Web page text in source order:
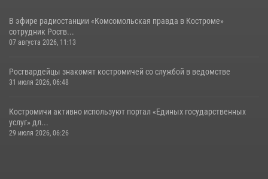
В эфире радиостанции «Комсомольская правда в Костроме»
сотрудник Росгв...
07 августа 2026, 11:13
Росгвардейцы знакомят костромичей со службой в ведомстве
31 июля 2026, 06:48
Костромичи активно используют портал «Единых государственных
услуг» дл...
29 июля 2026, 06:26